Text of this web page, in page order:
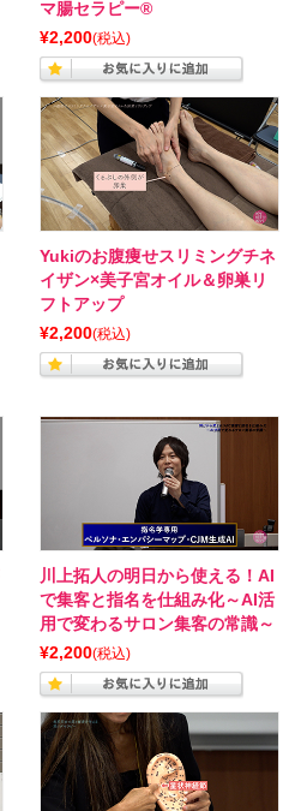
マ腸セラピー®
¥2,200(税込)
Yukiのお腹痩せスリミングチネ
イザン×美子宮オイル＆卵巣リ
フトアップ
¥2,200(税込)
川上拓人の明日から使える！AI
で集客と指名を仕組み化～AI活
用で変わるサロン集客の常識～
¥2,200(税込)